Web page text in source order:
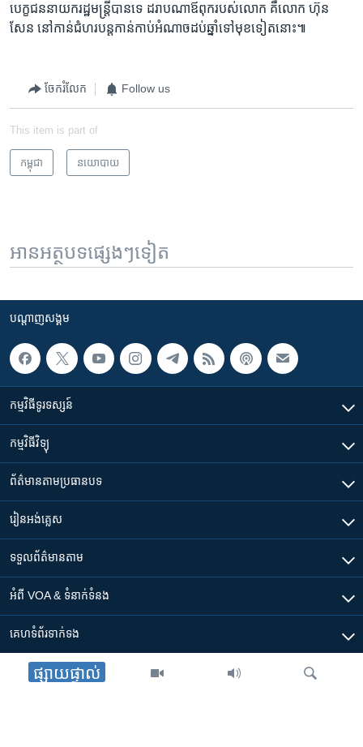
ផ្សាយផ្ទាល់
បេក្ខជន​នាយក​រដ្ឋមន្ត្រី​បាន​ទេ ​ដរាប​ណា​ឪពុក​របស់​លោក​ គឺ​លោក ​ហ៊ុន
សែន ​នៅ​កាន់​ជំហរ​បន្ត​កាន់​កាប់​អំណាច​ដប់​ឆ្នាំ​ទៅ​មុខ​ទៀត​នោះ៕
ចែករំលែក Follow us
This item is part of
កម្ពុជា នយោបាយ
អានអត្ថបទផ្សេងៗទៀត
បណ្តាញ​សង្គម
កម្មវិធី​ទូរទស្សន៍
កម្មវិធី​វិទ្យុ
ព័ត៌មាន​តាមប្រធានបទ​
រៀន​​អង់គ្លេស
ទទួល​ព័ត៌មាន​តាម
អំពី​ VOA & ទំនាក់ទំនង
គេហទំព័រ​​ទាក់ទង
ទាញយក​ App ផ្សេងៗ​របស់​ VOA